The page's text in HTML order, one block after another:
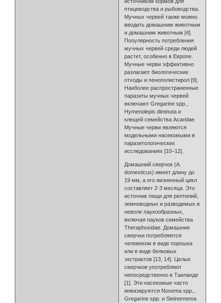
птицеводства и рыбоводства.
Мучных червей также можно
вводить домашним животным
и домашним животным [4].
Популярность потребления
мучных червей среди людей
растет, особенно в Европе.
Мучные черви эффективно
разлагают биологические
отходы и пенополистирол [9].
Наиболее распространенные
паразиты мучных червей
включают Gregarine spp.,
Hymenolepis diminuta и
клещей семейства Acaridae.
Мучные черви являются
модельными насекомыми в
паразитологических
исследованиях [10–12].
Домашний сверчок (A.
domesticus) имеет длину до
19 мм, а его жизненный цикл
составляет 2-3 месяца. Это
источник пищи для рептилий,
земноводных и разводимых в
неволе паукообразных,
включая пауков семейства
Theraphosidae. Домашние
сверчки потребляются
человеком в виде порошка
или в виде белковых
экстрактов [13, 14]. Целых
сверчков употребляют
непосредственно в Таиланде
[1]. Эти насекомые часто
инвазируются Nosema spp.,
Gregarine spp. и Steinernema